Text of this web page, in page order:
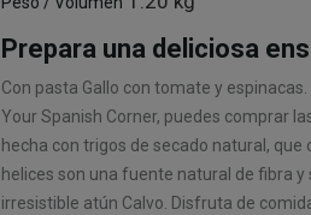
Prepara una deliciosa
Con pasta Gallo con tomate y
Your Spanish Corner, puedes comprar
hecha con trigos de secado natural,
helices son una fuente natural de fibra
irresistible atún Calvo. Disfruta de